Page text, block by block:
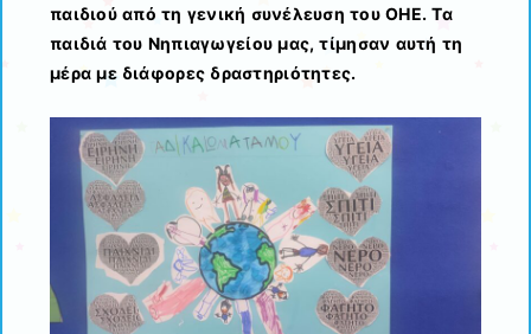
παιδιού από τη γενική συνέλευση του ΟΗΕ. Τα
παιδιά του Νηπιαγωγείου μας, τίμησαν αυτή τη
μέρα με διάφορες δραστηριότητες.